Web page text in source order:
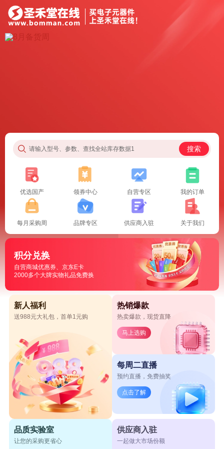
请输入型号、参数、查找全站库存数据1 搜索
优选国产 领券中心 自营专区 我的订单
每月采购周 品牌专区 供应商入驻 关于我们
积分兑换
自营商城优惠券、京东E卡
2000多个大牌实物礼品免费换
新人福利
送988元大礼包，首单1元购
热销爆款
热卖爆款，现货直降
马上选购
每周二直播
预约直播，免费抽奖
点击了解
品质实验室
让您的采购更省心
供应商入驻
一起做大市场份额